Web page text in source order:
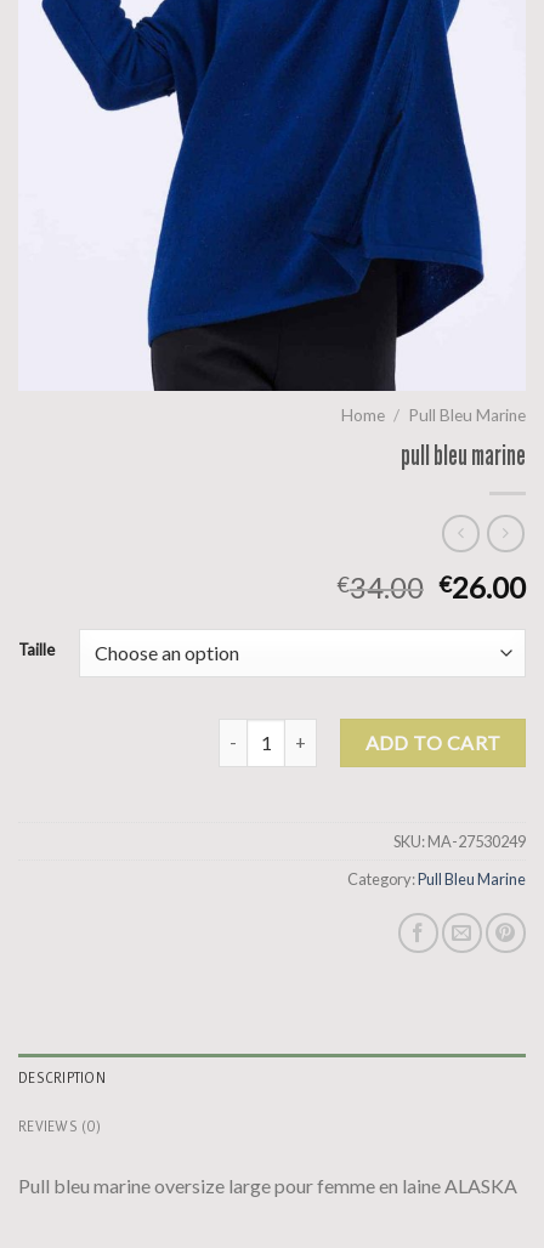
Home / Pull Bleu Marine
pull bleu marine
€34.00 €26.00
Taille
pull bleu marine quantityADD TO CART
SKU:MA-27530249
Category:Pull Bleu Marine
DESCRIPTION
REVIEWS (0)
Pull bleu marine oversize large pour femme en laine ALASKA